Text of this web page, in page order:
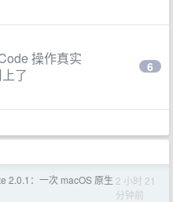
操作真实
了
6
2.0.1：一次 macOS 原生 2 小时 21
分钟前